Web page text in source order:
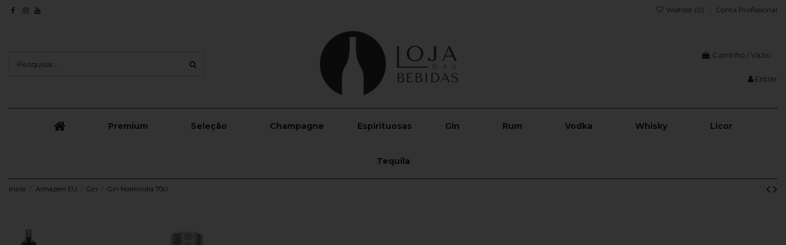
Wishlist (0) Conta Profissional
Carrinho /Vazio
Entrar
Premium Seleção Champagne Espirituosas Gin Rum Vodka Whisky Licor
Tequila
Início Armazem EU Gin Gin Normindia 70cl